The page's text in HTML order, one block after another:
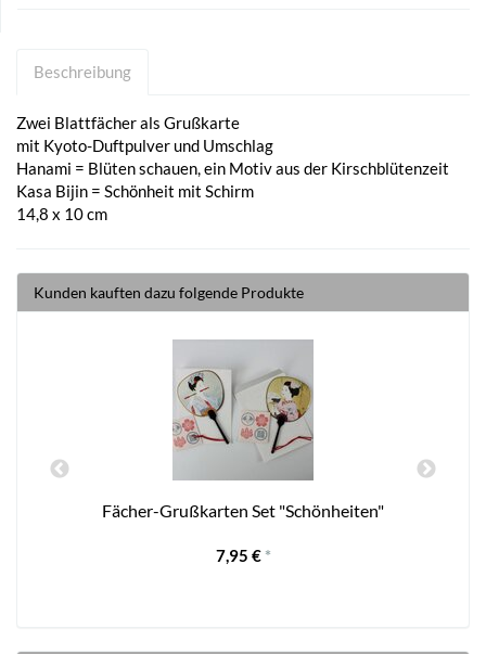
Beschreibung
Zwei Blattfächer als Grußkarte
mit Kyoto-Duftpulver und Umschlag
Hanami = Blüten schauen, ein Motiv aus der Kirschblütenzeit
Kasa Bijin = Schönheit mit Schirm
14,8 x 10 cm
Kunden kauften dazu folgende Produkte
Fächer-Grußkarten Set "Schönheiten"
7,95 € *